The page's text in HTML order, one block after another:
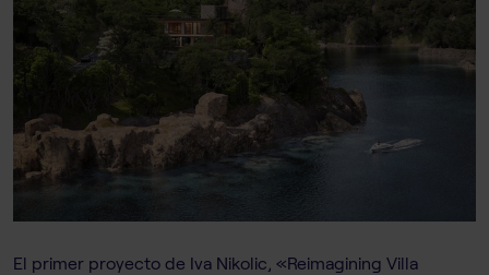
El primer proyecto de Iva Nikolic, «Reimagining Villa